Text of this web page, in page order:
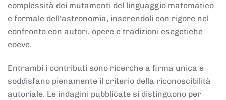
complessità dei mutamenti del linguaggio matematico
e formale dell'astronomia, inserendoli con rigore nel
confronto con autori, opere e tradizioni esegetiche
coeve.
Entrambi i contributi sono ricerche a firma unica e
soddisfano pienamente il criterio della riconoscibilità
autoriale. Le indagini pubblicate si distinguono per